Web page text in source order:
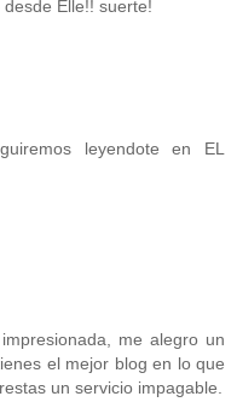
Elle!! suerte!
leyendote en EL
me alegro un
el mejor blog en lo que
un servicio impagable.